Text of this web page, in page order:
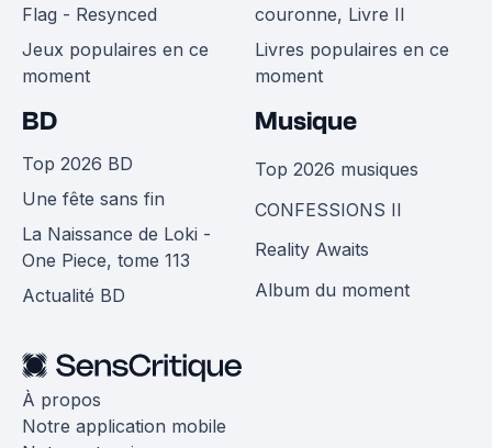
Flag - Resynced
Jeux populaires en ce
moment
couronne, Livre II
Livres populaires en ce
moment
BD
Top 2026 BD
Une fête sans fin
La Naissance de Loki -
One Piece, tome 113
Actualité BD
Musique
Top 2026 musiques
CONFESSIONS II
Reality Awaits
Album du moment
À propos
Notre application mobile